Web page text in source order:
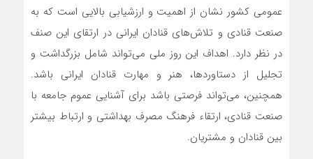
عمومی کشور نشان از اهمیت و ارزشیابی بالایی است که به
صنعت قنادی و تلاش‌های قنادان ایرانی در ارتقای این صنف
در نظر دارد. اهداف این روز ملی می‌تواند شامل بزرگداشت و
تجلیل از دستاوردها، هنر و مهارت قنادان ایرانی باشد.
همچنین، می‌تواند فرصتی باشد برای آشنایی عموم جامعه با
صنعت قنادی، ارتقاء فرهنگ مصرف بهداشتی و ارتباط بیشتر
بین قنادان و مشتریان.